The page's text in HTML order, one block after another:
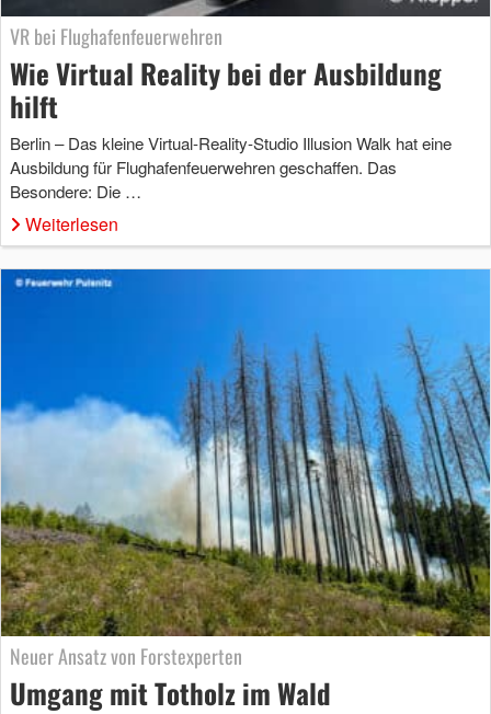
VR bei Flughafenfeuerwehren
Wie Virtual Reality bei der Ausbildung
hilft
Berlin – Das kleine Virtual-Reality-Studio Illusion Walk hat eine
Ausbildung für Flughafenfeuerwehren geschaffen. Das
Besondere: Die …
Weiterlesen
Neuer Ansatz von Forstexperten
Umgang mit Totholz im Wald